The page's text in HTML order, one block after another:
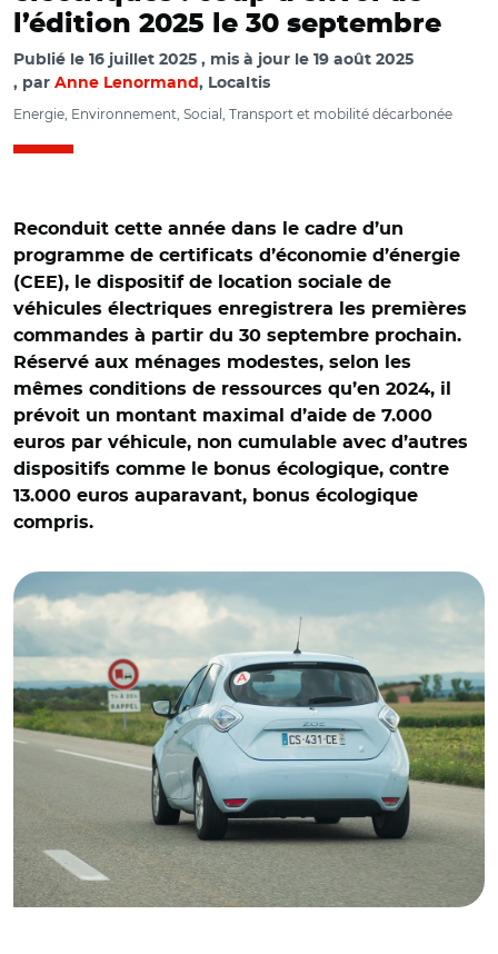
l’édition 2025 le 30 septembre
Publié le 16 juillet 2025 mis à jour le 19 août 2025
par Anne Lenormand , Localtis
Energie, Environnement, Social, Transport et mobilité décarbonée
Reconduit cette année dans le cadre d’un
programme de certificats d’économie d’énergie
(CEE), le dispositif de location sociale de
véhicules électriques enregistrera les premières
commandes à partir du 30 septembre prochain.
Réservé aux ménages modestes, selon les
mêmes conditions de ressources qu’en 2024, il
prévoit un montant maximal d’aide de 7.000
euros par véhicule, non cumulable avec d’autres
dispositifs comme le bonus écologique, contre
13.000 euros auparavant, bonus écologique
compris.